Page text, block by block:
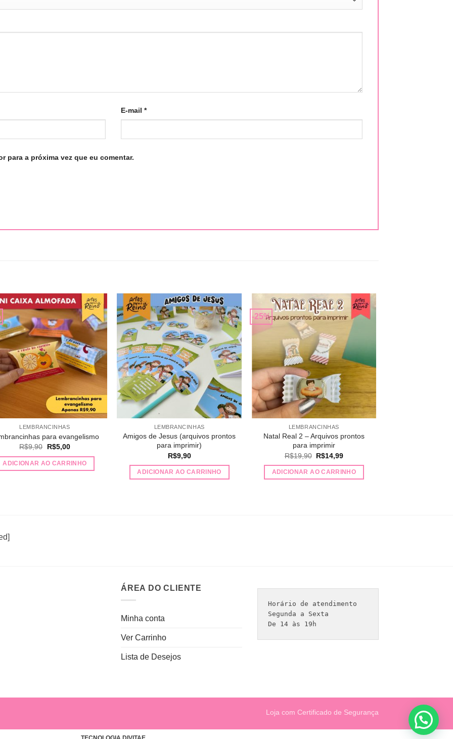
E-mail *
para a próxima vez que eu comentar.
Adicionar
a lista de
LEMBRANCINHAS
para evangelismo
R$9,90
O
original
era:
R$5,00O
atual
é:
ADICIONAR AO CARRINHO
Adicionar
a lista de
desejos
LEMBRANCINHAS
Amigos de Jesus (arquivos prontos
para imprimir)
R$9,90
ADICIONAR AO CARRINHO
-25%
Adicionar
a lista de
desejos
LEMBRANCINHAS
Natal Real 2 – Arquivos prontos
para imprimir
R$19,90 O
preço
original
era:
R$14,99O
atual
é:
ADICIONAR AO CARRINHO
ÁREA DO CLIENTE
Minha conta
Ver Carrinho
Lista de Desejos
Horário de atendimento
Segunda a Sexta
De 14 às 19h
Loja com Certificado de Segurança